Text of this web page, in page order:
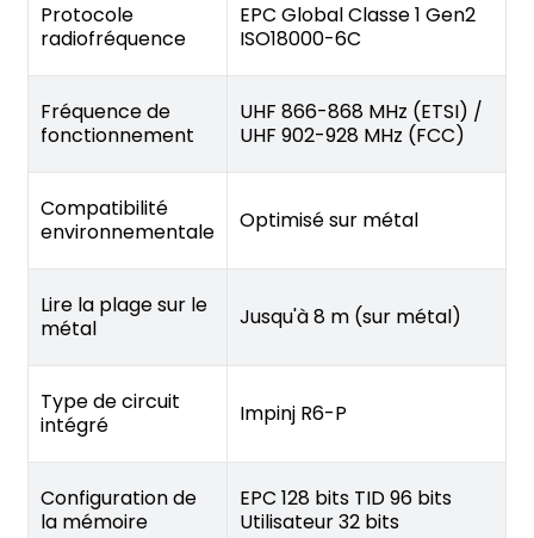
Protocole
radiofréquence
EPC Global Classe 1 Gen2
ISO18000-6C
Fréquence de
fonctionnement
UHF 866-868 MHz (ETSI) /
UHF 902-928 MHz (FCC)
Compatibilité
environnementale
Optimisé sur métal
Lire la plage sur le
métal
Jusqu'à 8 m (sur métal)
Type de circuit
intégré
Impinj R6-P
Configuration de
la mémoire
EPC 128 bits TID 96 bits
Utilisateur 32 bits